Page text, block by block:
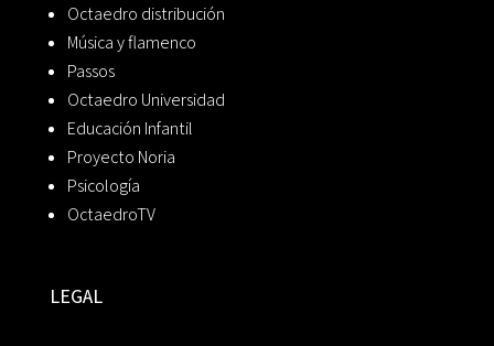
Octaedro distribución
Música y flamenco
Passos
Octaedro Universidad
Educación Infantil
Proyecto Noria
Psicología
OctaedroTV
LEGAL